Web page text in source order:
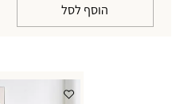
הוסף לסל